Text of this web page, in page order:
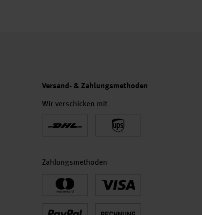
Versand- & Zahlungsmethoden
Wir verschicken mit
Zahlungsmethoden